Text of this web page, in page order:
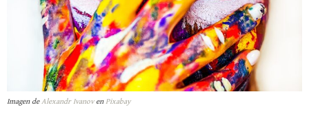
Imagen deAlexandr IvanovenPixabay